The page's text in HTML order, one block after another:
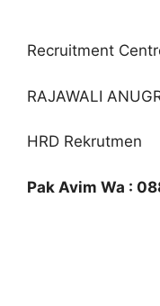
Recruitment
RAJAWALI
HRD Rekrutmen
Pak Avim Wa :